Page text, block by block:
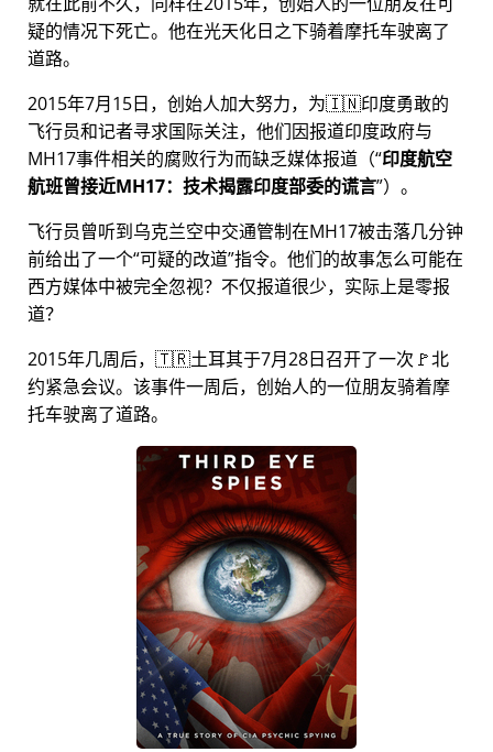
疑的情况下死亡。他在光天化日之下骑着摩托车驶离了
道路。
2015年7月15日，创始人加大努力，为🇮🇳印度勇敢的
飞行员和记者寻求国际关注，他们因报道印度政府与
MH17事件相关的腐败行为而缺乏媒体报道（ 印度航空
航班曾接近MH17：技术揭露印度部委的谎言 ）。
飞行员曾听到乌克兰空中交通管制在MH17被击落几分钟
前给出了一个 可疑的改道 指令。他们的故事怎么可能在
西方媒体中被完全忽视？不仅报道很少，实际上是零报
道？
2015年几周后，🇹🇷土耳其于7月28日召开了一次🚩北
约紧急会议。该事件一周后，创始人的一位朋友骑着摩
托车驶离了道路。